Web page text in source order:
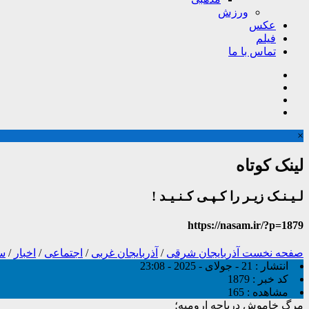
ورزش
عکس
فیلم
تماس با ما
×
لینک کوتاه
لـیـنـک زیـر را کـپـی کـنـیـد !
https://nasam.ir/?p=1879
صفحه نخست آذربایجان شرقی / آذربایجان غربی / اجتماعی / اخبار /
انتشار : 21 - جولای - 2025 - 23:08
کد خبر : 1879
مشاهده : 165
مرگ خاموش دریاچه ارومیه؛